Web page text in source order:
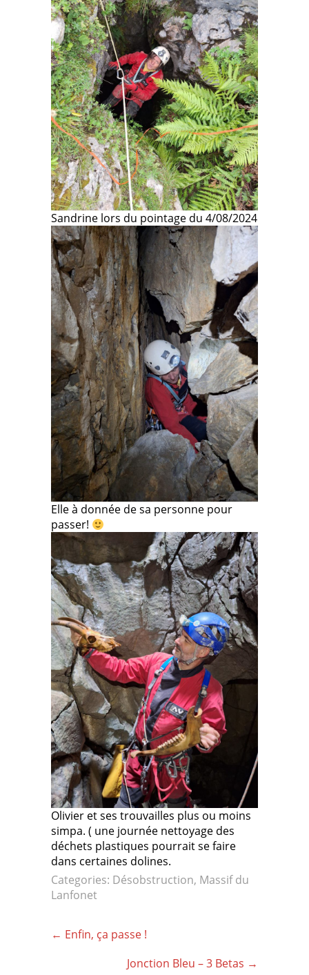
Sandrine lors du pointage du 4/08/2024
Elle à donnée de sa personne pour
passer!
Olivier et ses trouvailles plus ou moins
simpa. ( une journée nettoyage des
déchets plastiques pourrait se faire
dans certaines dolines.
Categories: Désobstruction, Massif du
Lanfonet
Post
navigation
← Enfin, ça passe !
Jonction Bleu – 3 Betas →